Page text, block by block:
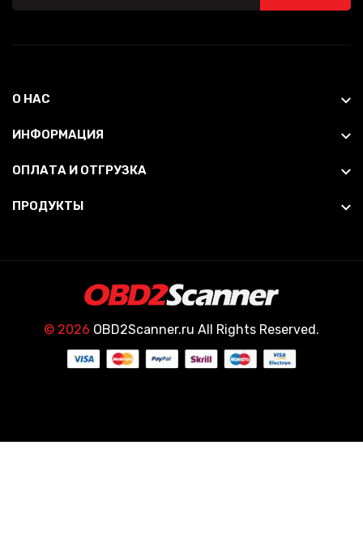
О НАС
ИНФОРМАЦИЯ
ОПЛАТА И ОТГРУЗКА
ПРОДУКТЫ
© 2026 OBD2Scanner.ru All Rights Reserved.